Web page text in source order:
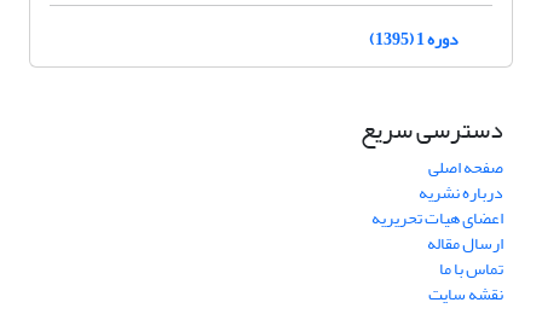
دوره 1 (1395)
دسترسی سریع
صفحه اصلی
درباره نشریه
اعضای هیات تحریریه
ارسال مقاله
تماس با ما
نقشه سایت